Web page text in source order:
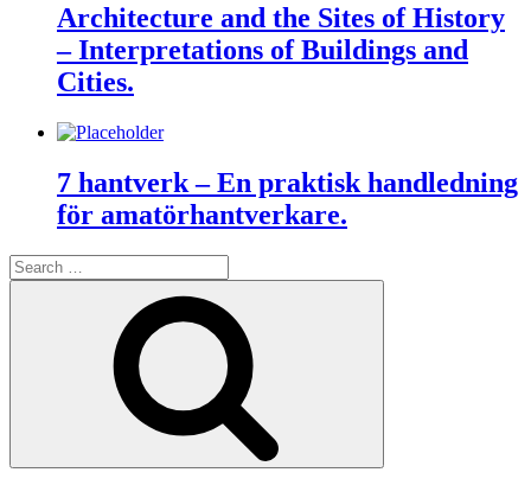
Architecture and the Sites of History
– Interpretations of Buildings and
Cities.
7 hantverk – En praktisk handledning
för amatörhantverkare.
Search
for: